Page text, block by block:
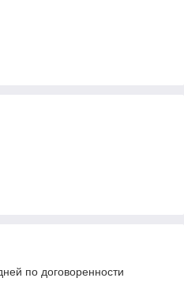
по договоренности